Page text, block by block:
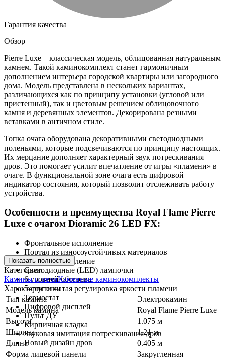
Гарантия качества
Обзор
Pierre Luxe – классическая модель, облицованная натуральным
камнем. Такой каминокомплект станет гармоничным
дополнением интерьера городской квартиры или загородного
дома. Модель представлена в нескольких вариантах,
различающихся как по принципу установки (угловой или
пристенный), так и цветовым решением облицовочного
камня и деревянных элементов. Декорирована резными
вставками в античном стиле.
Топка очага оборудована декоративными светодиодными
поленьями, которые подсвечиваются по принципу настоящих.
Их мерцание дополняет характерный звук потрескивания
дров. Это помогает усилит впечатление от игры «пламени» в
очаге. В функциональной зоне очага есть цифровой
индикатор состояния, который позволит отслеживать работу
устройства.
Особенности и преимущества Royal Flame Pierre
Luxe c очагом Dioramic 26 LED FX:
Фронтальное исполнение
Портал из износоустойчивых материалов
Удобное управление
Светодиодные (LED) лампочки
6 уровней обогрева
5-ступенчатая регулировка яркости пламени
Термостат
Цифровой дисплей
Пульт ДУ
Кирпичная кладка
Звуковая имитация потрескивания дров
Новый дизайн дров
Показать полностью
Категории:
Камины и печиКаменные каминокомплекты
Характеристики
Тип камина
Электрокамин
Модель камина
Royal Flame Pierre Luxe
Высота
1.075 м
Ширина
1.21 м
Длина
0.405 м
Форма лицевой панели
Закругленная